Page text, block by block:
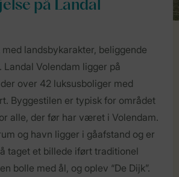
på Landal
landsbykarakter, beliggende
Landal Volendam ligger på
over 42 luksusboliger med
Byggestilen er typisk for området
alle, der før har været i Volendam.
og havn ligger i gåafstand og er
taget et billede iført traditionel
bolle med ål, og oplev “De Dijk”.